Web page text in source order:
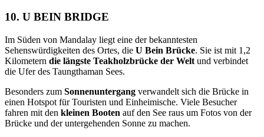
10. U BEIN BRIDGE
Im Süden von Mandalay liegt eine der bekanntesten
Sehenswürdigkeiten des Ortes, die U Bein Brücke. Sie ist mit 1,2
Kilometern die längste Teakholzbrücke der Welt und verbindet
die Ufer des Taungthaman Sees.
Besonders zum Sonnenuntergang verwandelt sich die Brücke in
einen Hotspot für Touristen und Einheimische. Viele Besucher
fahren mit den kleinen Booten auf den See raus um Fotos von der
Brücke und der untergehenden Sonne zu machen.